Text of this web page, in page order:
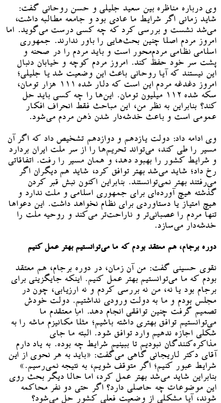
وی درباره مناظره بین سعید جلیلی و حسن روحانی گفت:
شاید زمانی اگر شرایط ما عادی بود و جامعه مطالبه داشت،
می‌شد نشست و بررسی کرد که چه کسی درست می‌گوید. اما
امروز مردم اصلاً چنین بحث‌هایی را باور ندارند. جمهوری
اسلامی نظامی مردم‌محور است و باید مردم را در صحنه و
پشت سر خود حفظ کند. امروز مردم کوچه و خیابان دنبال
این نیستند که آیا روحانی باعث این وضعیت شد یا جلیلی؛
امروز دغدغه مردم این است که دلار شده ۱۱۱ هزار تومان،
سکه شده ۱۱۲ میلیون تومان. این‌ها را چه کسی باید حل
کند؟ بنابراین به نظر من، این مباحث فقط انحراف افکار
عمومی است و باعث خدشه‌دار شدن ذهن مردم می‌شود.
وی ادامه داد: دولت یازدهم و دوازدهم تشخیص داد که اگر آن
مسیر را طی کند، می‌تواند تحریم‌ها را از سر ملت ایران بردارد
و شرایط کشور را بهبود دهد، و همان مسیر را رفت. اتفاقاتی
رخ داد؛ شاید می‌شد بهتر توافق کرد، شاید هم دیگران اگر
می‌رفتند بهتر نمی‌توانستند. بنابراین اکنون نبش قبر کردن
گذشته هیچ آورده‌ای برای جمهوری اسلامی و ملت ندارد و
هیچ امتیاز یا دستاوردی برای نظام نخواهد داشت. این دعواها
تنها مردم را عصبانی‌تر و ناراحت‌تر می‌کند و روحیه ملت را
خدشه‌دار می‌سازد.
دوره برجام، هم معتقد بودم که ما می‌توانستیم بهتر عمل کنیم
نقوی حسینی گفت: من آن زمان، در دوره برجام، هم معتقد
بودم که ما می‌توانستیم بهتر عمل کنیم. اینکه جایگزینی برای
برجام بود یا نه، من نه بررسی کردم و نه ارزیابی، چون در
مجلس بودم و ما به دولت ورودی نداشتیم. دولت خودش
تصمیم گرفت چنین توافقی انجام دهد. اما معتقدم ما
می‌توانستیم توافق بهتری داشته باشیم؛ مثلاً مکانیزم ماشه را به
شکلی اجازه ندهیم وارد توافق شود. البته ما جای
مذاکره‌کنندگان نبودیم تا ببینیم شرایط چه بوده. به یاد دارم
آقای دکتر لاریجانی گاهی می‌گفت: «باید به هر نحوی از این
شرایط عبور کنیم؛ اگر متوقف شویم، به نتیجه نمی‌رسیم.»
بنابراین شاید می‌شد بهتر عمل کرد، اما حالا دیگر بحث روی
این موضوعات چه حاصلی دارد؟ اگر حتی دو نفر محاکمه
شوند، آیا مشکلی از وضعیت فعلی کشور حل می‌شود؟